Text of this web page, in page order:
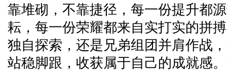
靠堆砌，不靠捷径，每一份提升都
耘，每一份荣耀都来自实打实的拼
独自探索，还是兄弟组团并肩作战
站稳脚跟，收获属于自己的成就感